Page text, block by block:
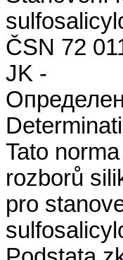
ČSN 72
JK -
Tato
rozborů
pro